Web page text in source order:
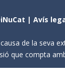
|Avís
de la seva
que compta